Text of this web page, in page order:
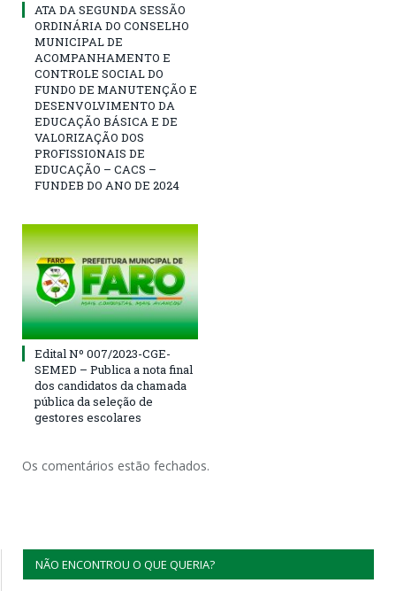
ATA DA SEGUNDA SESSÃO
ORDINÁRIA DO CONSELHO
MUNICIPAL DE
ACOMPANHAMENTO E
CONTROLE SOCIAL DO
FUNDO DE MANUTENÇÃO E
DESENVOLVIMENTO DA
EDUCAÇÃO BÁSICA E DE
VALORIZAÇÃO DOS
PROFISSIONAIS DE
EDUCAÇÃO – CACS –
FUNDEB DO ANO DE 2024
Edital Nº 007/2023-CGE-
SEMED – Publica a nota final
dos candidatos da chamada
pública da seleção de
gestores escolares
Os comentários estão fechados.
NÃO ENCONTROU O QUE QUERIA?